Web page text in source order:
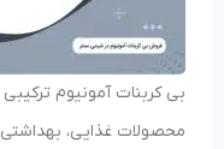
بی کربنات آمونیوم
محصولات غذایی،